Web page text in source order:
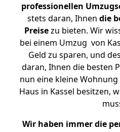
professionellen
stets daran, Ihnen die
Preisezu bieten. Wir
bei einem Umzug von
Geld zu sparen, und
daran, Ihnen die besten
nun eine kleine
Haus in Kassel besitzen,
Wir haben immer die